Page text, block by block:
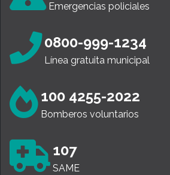
Emergencias policiales
0800-999-1234
Línea gratuita municipal
100 4255-2022
Bomberos voluntarios
107
SAME